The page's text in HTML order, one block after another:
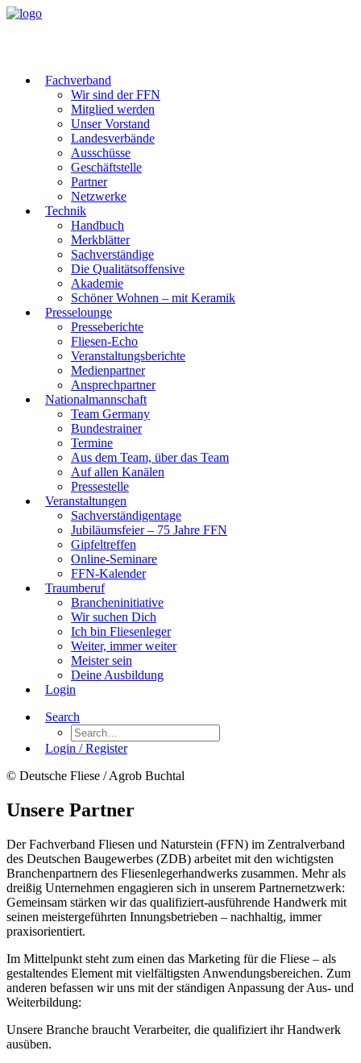
Fachverband
Wir sind der FFN
Mitglied werden
Unser Vorstand
Landesverbände
Ausschüsse
Geschäftstelle
Partner
Netzwerke
Technik
Handbuch
Merkblätter
Sachverständige
Die Qualitätsoffensive
Akademie
Schöner Wohnen – mit Keramik
Presselounge
Presseberichte
Fliesen-Echo
Veranstaltungsberichte
Medienpartner
Ansprechpartner
Nationalmannschaft
Team Germany
Bundestrainer
Termine
Aus dem Team, über das Team
Auf allen Kanälen
Pressestelle
Veranstaltungen
Sachverständigentage
Jubiläumsfeier – 75 Jahre FFN
Gipfeltreffen
Online-Seminare
FFN-Kalender
Traumberuf
Brancheninitiative
Wir suchen Dich
Ich bin Fliesenleger
Weiter, immer weiter
Meister sein
Deine Ausbildung
Login
Search
Login / Register
© Deutsche Fliese / Agrob Buchtal
Unsere Partner
Der Fachverband Fliesen und Naturstein (FFN) im Zentralverband
des Deutschen Baugewerbes (ZDB) arbeitet mit den wichtigsten
Branchenpartnern des Fliesenlegerhandwerks zusammen. Mehr als
dreißig Unternehmen engagieren sich in unserem Partnernetzwerk:
Gemeinsam stärken wir das qualifiziert-ausführende Handwerk mit
seinen meistergeführten Innungsbetrieben – nachhaltig, immer
praxisorientiert.
Im Mittelpunkt steht zum einen das Marketing für die Fliese – als
gestaltendes Element mit vielfältigsten Anwendungsbereichen. Zum
anderen befassen wir uns mit der ständigen Anpassung der Aus- und
Weiterbildung:
Unsere Branche braucht Verarbeiter, die qualifiziert ihr Handwerk
ausüben.